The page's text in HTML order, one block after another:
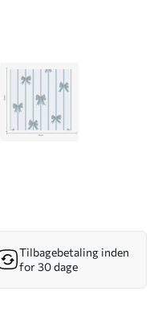
Tilbagebetaling inden
for 30 dage